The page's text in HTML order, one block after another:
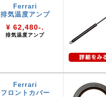
Ferrari
排気温度アンプ
¥ 62,480-.
排気温度アンプ
Ferrari
フロントカバー